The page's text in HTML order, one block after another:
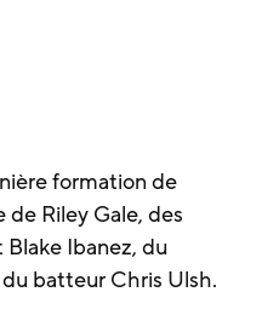
formation de
Riley Gale, des
Ibanez, du
batteur Chris Ulsh.